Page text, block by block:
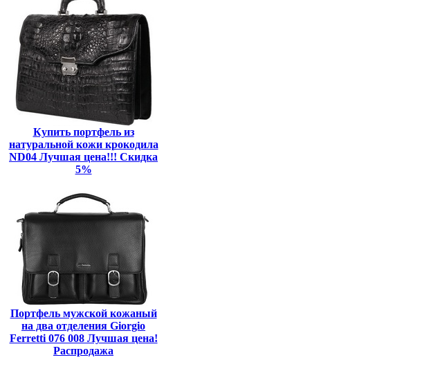
Купить портфель из
натуральной кожи крокодила
ND04 Лучшая цена!!! Скидка
5%
Портфель мужской кожаный
на два отделения Giorgio
Ferretti 076 008 Лучшая цена!
Распродажа